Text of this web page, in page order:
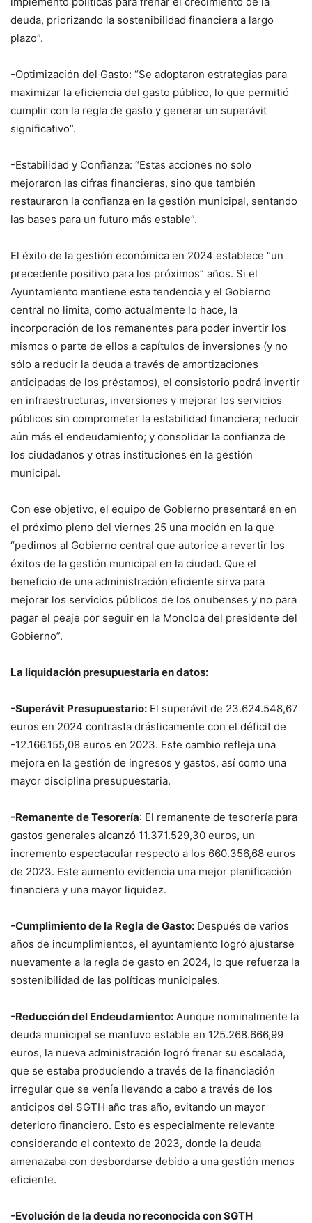
deuda, priorizando la sostenibilidad financiera a largo
plazo”.
-Optimización del Gasto: “Se adoptaron estrategias para
maximizar la eficiencia del gasto público, lo que permitió
cumplir con la regla de gasto y generar un superávit
significativo”.
-Estabilidad y Confianza: “Estas acciones no solo
mejoraron las cifras financieras, sino que también
restauraron la confianza en la gestión municipal, sentando
las bases para un futuro más estable”.
El éxito de la gestión económica en 2024 establece “un
precedente positivo para los próximos” años. Si el
Ayuntamiento mantiene esta tendencia y el Gobierno
central no limita, como actualmente lo hace, la
incorporación de los remanentes para poder invertir los
mismos o parte de ellos a capítulos de inversiones (y no
sólo a reducir la deuda a través de amortizaciones
anticipadas de los préstamos), el consistorio podrá invertir
en infraestructuras, inversiones y mejorar los servicios
públicos sin comprometer la estabilidad financiera; reducir
aún más el endeudamiento; y consolidar la confianza de
los ciudadanos y otras instituciones en la gestión
municipal.
Con ese objetivo, el equipo de Gobierno presentará en en
el próximo pleno del viernes 25 una moción en la que
“pedimos al Gobierno central que autorice a revertir los
éxitos de la gestión municipal en la ciudad. Que el
beneficio de una administración eficiente sirva para
mejorar los servicios públicos de los onubenses y no para
pagar el peaje por seguir en la Moncloa del presidente del
Gobierno”.
La liquidación presupuestaria en datos:
-Superávit Presupuestario: El superávit de 23.624.548,67
euros en 2024 contrasta drásticamente con el déficit de
-12.166.155,08 euros en 2023. Este cambio refleja una
mejora en la gestión de ingresos y gastos, así como una
mayor disciplina presupuestaria.
-Remanente de Tesorería: El remanente de tesorería para
gastos generales alcanzó 11.371.529,30 euros, un
incremento espectacular respecto a los 660.356,68 euros
de 2023. Este aumento evidencia una mejor planificación
financiera y una mayor liquidez.
-Cumplimiento de la Regla de Gasto: Después de varios
años de incumplimientos, el ayuntamiento logró ajustarse
nuevamente a la regla de gasto en 2024, lo que refuerza la
sostenibilidad de las políticas municipales.
-Reducción del Endeudamiento: Aunque nominalmente la
deuda municipal se mantuvo estable en 125.268.666,99
euros, la nueva administración logró frenar su escalada,
que se estaba produciendo a través de la financiación
irregular que se venía llevando a cabo a través de los
anticipos del SGTH año tras año, evitando un mayor
deterioro financiero. Esto es especialmente relevante
considerando el contexto de 2023, donde la deuda
amenazaba con desbordarse debido a una gestión menos
eficiente.
-Evolución de la deuda no reconocida con SGTH